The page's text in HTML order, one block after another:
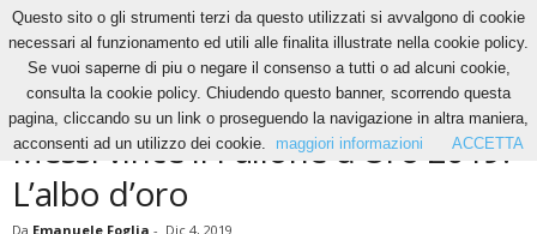
Calcio Messi vince il Pallone d’Oro 2019. L’albo d’oro
CALCIO
Messi vince il Pallone d’Oro 2019.
L’albo d’oro
Da Emanuele Foglia - Dic 4, 2019
Questo sito o gli strumenti terzi da questo utilizzati si avvalgono di cookie
necessari al funzionamento ed utili alle finalita illustrate nella cookie policy.
Se vuoi saperne di piu o negare il consenso a tutti o ad alcuni cookie,
consulta la cookie policy. Chiudendo questo banner, scorrendo questa
pagina, cliccando su un link o proseguendo la navigazione in altra maniera,
acconsenti ad un utilizzo dei cookie.
maggiori informazioni ACCETTA